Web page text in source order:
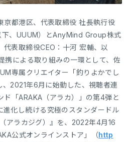
京都港区、代表取締役 社長執行役
下、UUUM）とAnyMind Group株式
代表取締役CEO：十河 宏輔、以
携による取り組みの一環として、佐
専属クリエイター「釣りよかでし
、2021年6月に始動した、視聴者連
ド「ARAKA（アラカ）」の第4弾と
進化し続ける究極のスタンダードル
アラカジグ）』を、2022年4月16
公式オンラインストア」（http